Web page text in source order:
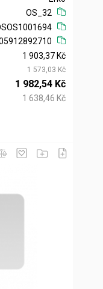
OS_32
1 903,37 Kč
1 573,03 Kč
1 982,54 Kč
1 638,46 Kč
košíku